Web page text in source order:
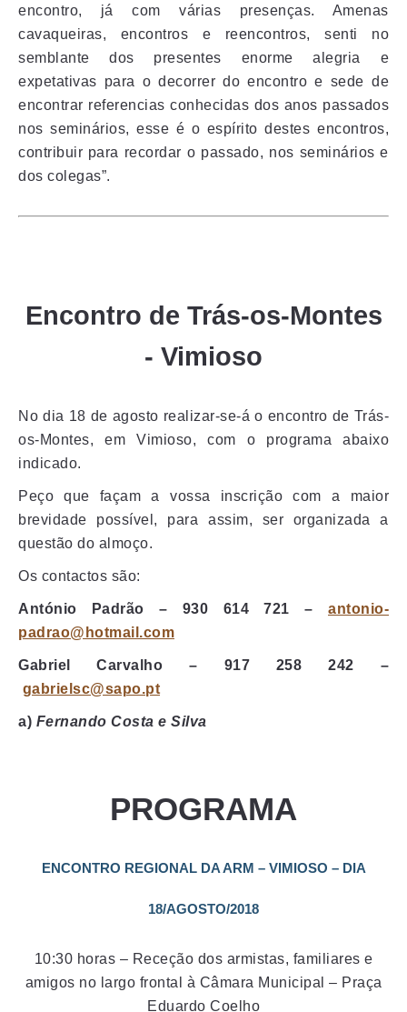
encontro, já com várias presenças. Amenas
cavaqueiras, encontros e reencontros, senti no
semblante dos presentes enorme alegria e
expetativas para o decorrer do encontro e sede de
encontrar referencias conhecidas dos anos passados
nos seminários, esse é o espírito destes encontros,
contribuir para recordar o passado, nos seminários e
dos colegas”.
Encontro de Trás-os-Montes
- Vimioso
No dia 18 de agosto realizar-se-á o encontro de Trás-
os-Montes, em Vimioso, com o programa abaixo
indicado.
Peço que façam a vossa inscrição com a maior
brevidade possível, para assim, ser organizada a
questão do almoço.
Os contactos são:
António Padrão – 930 614 721 – antonio-
padrao@hotmail.com
Gabriel Carvalho – 917 258 242 –
gabrielsc@sapo.pt
a) Fernando Costa e Silva
PROGRAMA
ENCONTRO REGIONAL DA ARM – VIMIOSO – DIA
18/AGOSTO/2018
10:30 horas – Receção dos armistas, familiares e
amigos no largo frontal à Câmara Municipal – Praça
Eduardo Coelho